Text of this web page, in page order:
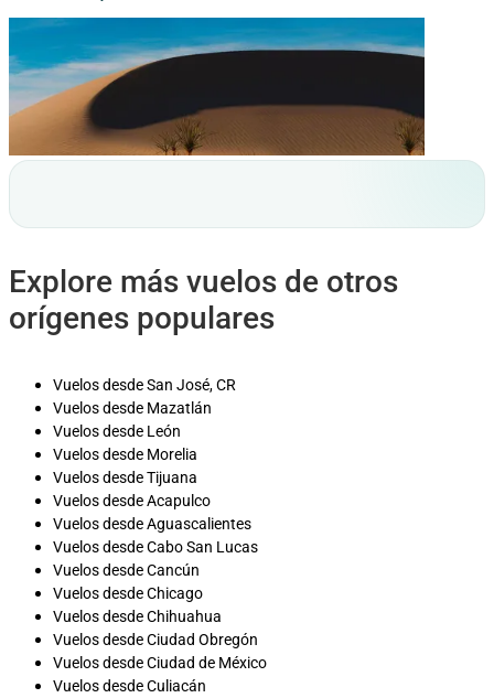
Explore más vuelos de otros
orígenes populares
Vuelos desde San José, CR
Vuelos desde Mazatlán
Vuelos desde León
Vuelos desde Morelia
Vuelos desde Tijuana
Vuelos desde Acapulco
Vuelos desde Aguascalientes
Vuelos desde Cabo San Lucas
Vuelos desde Cancún
Vuelos desde Chicago
Vuelos desde Chihuahua
Vuelos desde Ciudad Obregón
Vuelos desde Ciudad de México
Vuelos desde Culiacán